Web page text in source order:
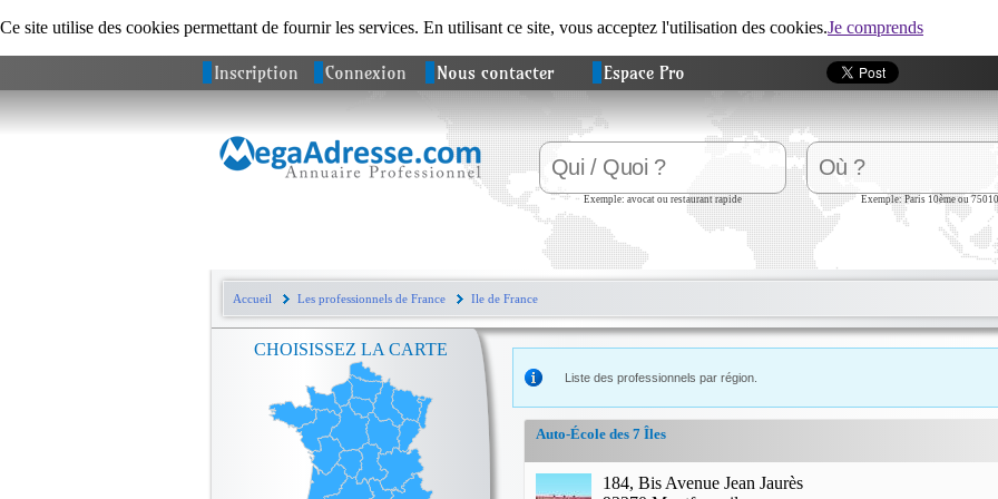
Ce site utilise des cookies permettant de fournir les services. En utilisant ce site, vous acceptez l'utilisation des cookies.Je comprends
Inscription Connexion Nous contacter Espace Pro
Exemple: avocat ou restaurant rapide Exemple: Paris 10ème ou 75010
Accueil Les professionnels de France Ile de France
CHOISISSEZ LA CARTE
Liste des professionnels par région.
Auto-École des 7 Îles
184, Bis Avenue Jean Jaurès